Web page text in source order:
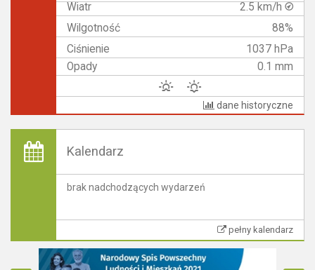
Wiatr
2.5 km/h
Wilgotność
88%
Ciśnienie
1037 hPa
Opady
0.1 mm
dane historyczne
Kalendarz
brak nadchodzących wydarzeń
pełny kalendarz